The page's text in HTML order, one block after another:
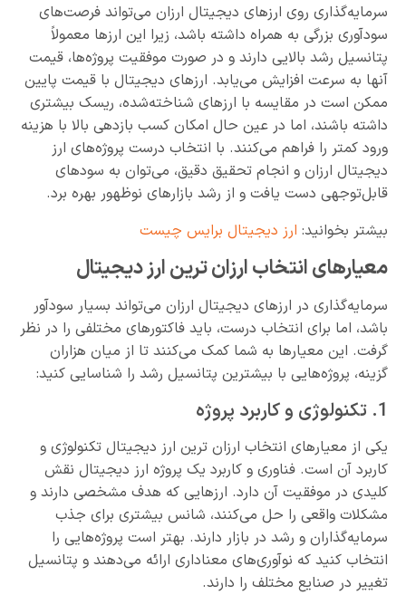
سرمایه‌گذاری روی ارزهای دیجیتال ارزان می‌تواند فرصت‌های
سودآوری بزرگی به همراه داشته باشد، زیرا این ارزها معمولاً
پتانسیل رشد بالایی دارند و در صورت موفقیت پروژه‌ها، قیمت
آنها به سرعت افزایش می‌یابد. ارزهای دیجیتال با قیمت پایین
ممکن است در مقایسه با ارزهای شناخته‌شده، ریسک بیشتری
داشته باشند، اما در عین حال امکان کسب بازدهی بالا با هزینه
ورود کمتر را فراهم می‌کنند. با انتخاب درست پروژه‌های ارز
دیجیتال ارزان و انجام تحقیق دقیق، می‌توان به سودهای
قابل‌توجهی دست یافت و از رشد بازارهای نوظهور بهره برد.
بیشتر بخوانید: ارز دیجیتال برایس چیست
معیارهای انتخاب ارزان ترین ارز دیجیتال
سرمایه‌گذاری در ارزهای دیجیتال ارزان می‌تواند بسیار سودآور
باشد، اما برای انتخاب درست، باید فاکتورهای مختلفی را در نظر
گرفت. این معیارها به شما کمک می‌کنند تا از میان هزاران
گزینه، پروژه‌هایی با بیشترین پتانسیل رشد را شناسایی کنید:
1. تکنولوژی و کاربرد پروژه
یکی از معیارهای انتخاب ارزان ترین ارز دیجیتال تکنولوژی و
کاربرد آن است. فناوری و کاربرد یک پروژه ارز دیجیتال نقش
کلیدی در موفقیت آن دارد. ارزهایی که هدف مشخصی دارند و
مشکلات واقعی را حل می‌کنند، شانس بیشتری برای جذب
سرمایه‌گذاران و رشد در بازار دارند. بهتر است پروژه‌هایی را
انتخاب کنید که نوآوری‌های معناداری ارائه می‌دهند و پتانسیل
تغییر در صنایع مختلف را دارند.